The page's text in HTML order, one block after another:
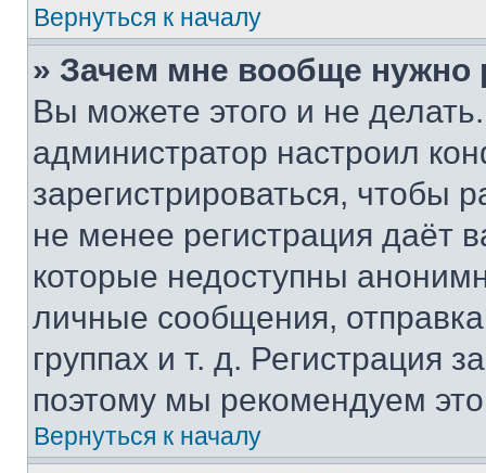
Вернуться к началу
» Зачем мне вообще нужно
Вы можете этого и не
администратор настроил
зарегистрироваться, чтобы
не менее регистрация даёт
которые недоступны
личные сообщения,
группах и т. д. Регистрация
поэтому мы рекомендуем
Вернуться к началу